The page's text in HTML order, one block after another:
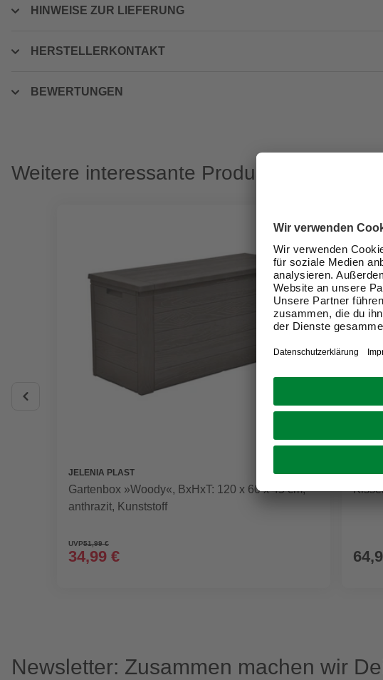
HINWEISE ZUR LIEFERUNG
HERSTELLERKONTAKT
BEWERTUNGEN
Weitere interessante Produkte
JELENIA PLAST
Gartenbox »Woody«, BxHxT: 120 x 60 x 45 cm,
anthrazit, Kunststoff
UVP51,99 €
34,99 €
Newsletter: Zusammen machen wir